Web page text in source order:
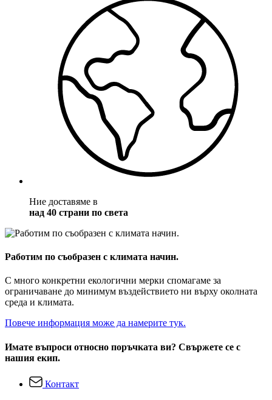
Ние доставяме в
над 40 страни по света
Работим по съобразен с климата начин.
С много конкретни екологични мерки спомагаме за
ограничаване до минимум въздействието ни върху околната
среда и климата.
Повече информация може да намерите тук.
Имате въпроси относно поръчката ви? Свържете се с
нашия екип.
Контакт